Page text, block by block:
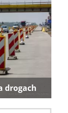
drogach